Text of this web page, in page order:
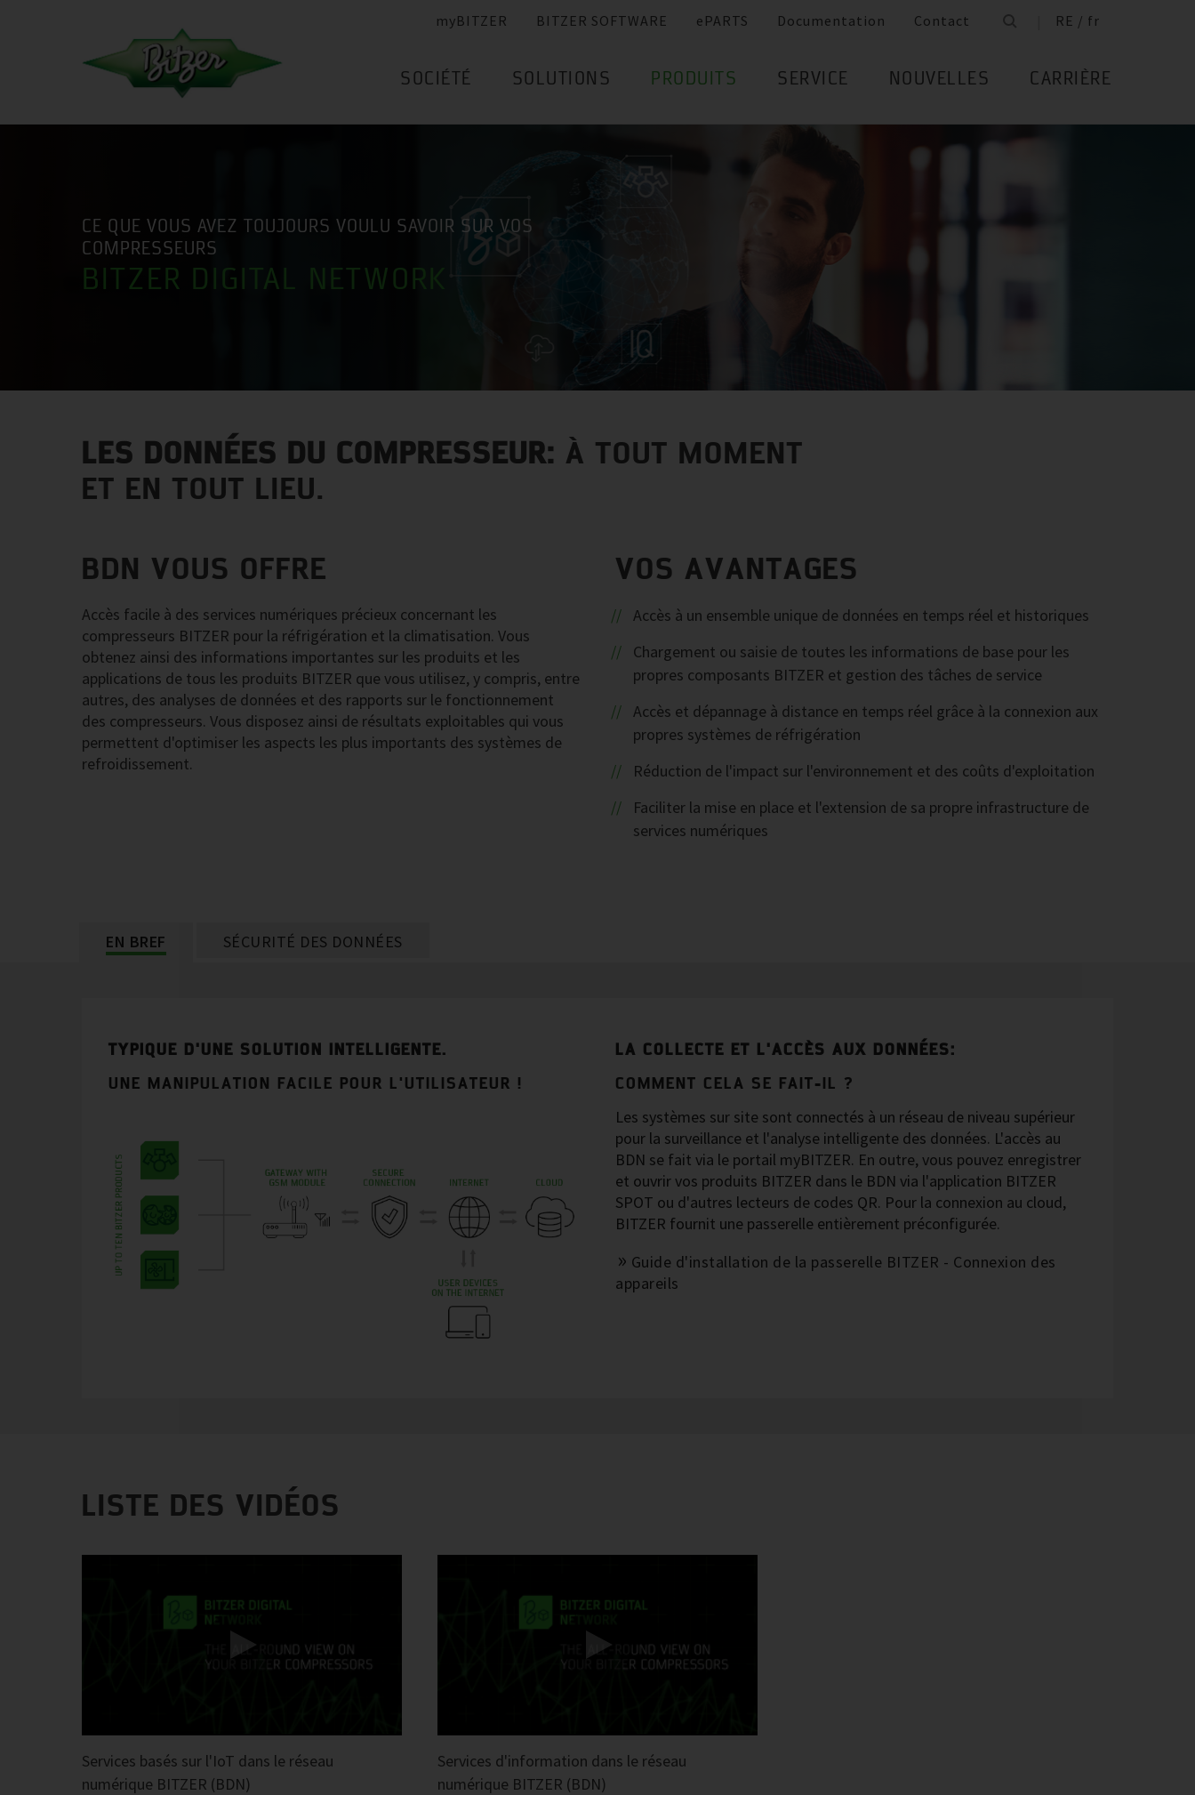
myBITZER BITZER SOFTWARE ePARTS Documentation Contact RE / fr
SOCIÉTÉ SOLUTIONS PRODUITS SERVICE NOUVELLES CARRIÈRE
CE QUE VOUS AVEZ TOUJOURS VOULU SAVOIR SUR VOS
COMPRESSEURS
BITZER DIGITAL NETWORK
LES DONNÉES DU COMPRESSEUR: À TOUT MOMENT
ET EN TOUT LIEU.
BDN VOUS OFFRE
Accès facile à des services numériques précieux concernant les
compresseurs BITZER pour la réfrigération et la climatisation. Vous
obtenez ainsi des informations importantes sur les produits et les
applications de tous les produits BITZER que vous utilisez, y compris, entre
autres, des analyses de données et des rapports sur le fonctionnement
des compresseurs. Vous disposez ainsi de résultats exploitables qui vous
permettent d'optimiser les aspects les plus importants des systèmes de
refroidissement.
VOS AVANTAGES
Accès à un ensemble unique de données en temps réel et historiques
Chargement ou saisie de toutes les informations de base pour les
propres composants BITZER et gestion des tâches de service
Accès et dépannage à distance en temps réel grâce à la connexion aux
propres systèmes de réfrigération
Réduction de l'impact sur l'environnement et des coûts d'exploitation
Faciliter la mise en place et l'extension de sa propre infrastructure de
services numériques
EN BREF SÉCURITÉ DES DONNÉES
TYPIQUE D'UNE SOLUTION INTELLIGENTE.
UNE MANIPULATION FACILE POUR L'UTILISATEUR !
LA COLLECTE ET L'ACCÈS AUX DONNÉES:
COMMENT CELA SE FAIT-IL ?
Les systèmes sur site sont connectés à un réseau de niveau supérieur
pour la surveillance et l'analyse intelligente des données. L'accès au
BDN se fait via le portail myBITZER. En outre, vous pouvez enregistrer
et ouvrir vos produits BITZER dans le BDN via l'application BITZER
SPOT ou d'autres lecteurs de codes QR. Pour la connexion au cloud,
BITZER fournit une passerelle entièrement préconfigurée.
Guide d'installation de la passerelle BITZER - Connexion des
appareils
LISTE DES VIDÉOS
Services basés sur l'IoT dans le réseau
numérique BITZER (BDN)
Services d'information dans le réseau
numérique BITZER (BDN)